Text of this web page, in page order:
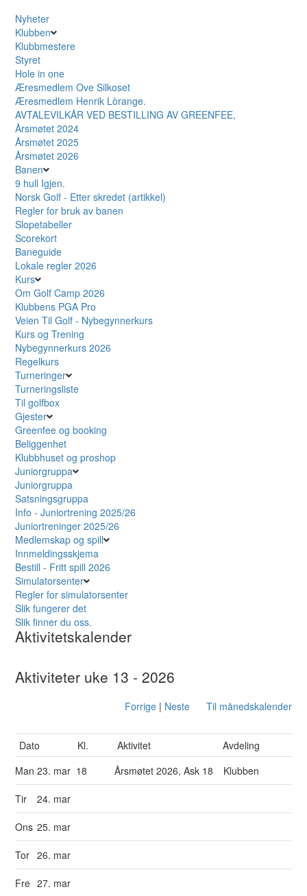
Nyheter
Klubben
Klubbmestere
Styret
Hole in one
Æresmedlem Ove Silkoset
Æresmedlem Henrik Lòrange.
AVTALEVILKÅR VED BESTILLING AV GREENFEE,
Årsmøtet 2024
Årsmøtet 2025
Årsmøtet 2026
Banen
9 hull Igjen.
Norsk Golf - Etter skredet (artikkel)
Regler for bruk av banen
Slopetabeller
Scorekort
Baneguide
Lokale regler 2026
Kurs
Om Golf Camp 2026
Klubbens PGA Pro
Veien Til Golf - Nybegynnerkurs
Kurs og Trening
Nybegynnerkurs 2026
Regelkurs
Turneringer
Turneringsliste
Til golfbox
Gjester
Greenfee og booking
Beliggenhet
Klubbhuset og proshop
Juniorgruppa
Juniorgruppa
Satsningsgruppa
Info - Juniortrening 2025/26
Juniortreninger 2025/26
Medlemskap og spill
Innmeldingsskjema
Bestill - Fritt spill 2026
Simulatorsenter
Regler for simulatorsenter
Slik fungerer det
Slik finner du oss.
Aktivitetskalender
Aktiviteter uke 13 - 2026
Forrige| Neste Til månedskalender
Dato Kl. Aktivitet
Avdeling
Man23. mar 18 Årsmøtet 2026, Ask 18 Klubben
Tir 24. mar
Ons 25. mar
Tor 26. mar
Fre 27. mar